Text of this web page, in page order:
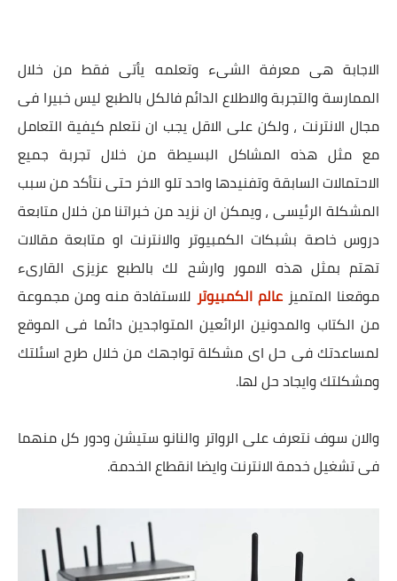
الاجابة هى معرفة الشىء وتعلمه يأتى فقط من خلال
الممارسة والتجربة والاطلاع الدائم فالكل بالطبع ليس خبيرا فى
مجال الانترنت ، ولكن على الاقل يجب ان نتعلم كيفية التعامل
مع مثل هذه المشاكل البسيطة من خلال تجربة جميع
الاحتمالات السابقة وتفنيدها واحد تلو الاخر حتى نتأكد من سبب
المشكلة الرئيسى ، ويمكن ان نزيد من خبراتنا من خلال متابعة
دروس خاصة بشبكات الكمبيوتر والانترنت او متابعة مقالات
تهتم بمثل هذه الامور وارشح لك بالطبع عزيزى القارىء
موقعنا المتميزعالم الكمبيوتر للاستفادة منه ومن مجموعة
من الكتاب والمدونين الرائعين المتواجدين دائما فى الموقع
لمساعدتك فى حل اى مشكلة تواجهك من خلال طرح اسئلتك
ومشكلتك وايجاد حل لها.
والان سوف نتعرف على الرواتر والنانو ستيشن ودور كل منهما
فى تشغيل خدمة الانترنت وايضا انقطاع الخدمة.